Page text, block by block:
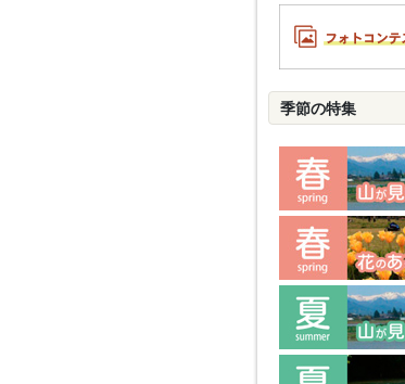
季節の特集